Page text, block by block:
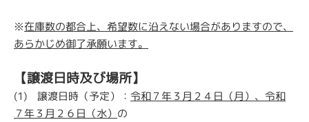
※在庫数の都合上、希望数に沿えない場合がありますので、
あらかじめ御了承願います。
【譲渡日時及び場所】
(1) 譲渡日時（予定）： 令和７年３月２４日（月）、令和
７年３月２６日（水） の